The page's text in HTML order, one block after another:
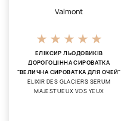
Valmont
ЕЛІКСИР ЛЬОДОВИКІВ
ДОРОГОЦІННА СИРОВАТКА
"ВЕЛИЧНА СИРОВАТКА ДЛЯ ОЧЕЙ"
ELIXIR DES GLACIERS SERUM
MAJESTUEUX VOS YEUX